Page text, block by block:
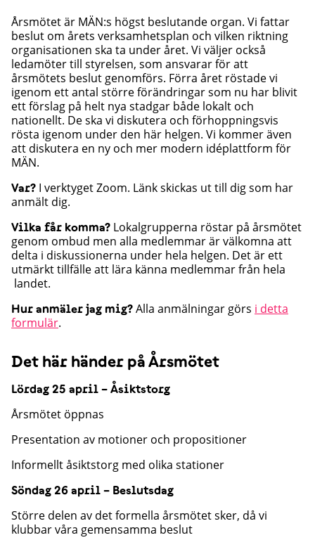
Årsmötet är MÄN:s högst beslutande organ. Vi fattar
beslut om årets verksamhetsplan och vilken riktning
organisationen ska ta under året. Vi väljer också
ledamöter till styrelsen, som ansvarar för att
årsmötets beslut genomförs. Förra året röstade vi
igenom ett antal större förändringar som nu har blivit
ett förslag på helt nya stadgar både lokalt och
nationellt. De ska vi diskutera och förhoppningsvis
rösta igenom under den här helgen. Vi kommer även
att diskutera en ny och mer modern idéplattform för
MÄN.
Var? I verktyget Zoom. Länk skickas ut till dig som har
anmält dig.
Vilka får komma? Lokalgrupperna röstar på årsmötet
genom ombud men alla medlemmar är välkomna att
delta i diskussionerna under hela helgen. Det är ett
utmärkt tillfälle att lära känna medlemmar från hela
landet.
Hur anmäler jag mig? Alla anmälningar görs i detta
formulär.
Det här händer på Årsmötet
Lördag 25 april – Åsiktstorg
Årsmötet öppnas
Presentation av motioner och propositioner
Informellt åsiktstorg med olika stationer
Söndag 26 april – Beslutsdag
Större delen av det formella årsmötet sker, då vi
klubbar våra gemensamma beslut